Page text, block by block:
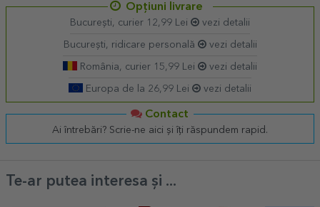
Opțiuni livrare
București, curier 12,99 Lei vezi detalii
București, ridicare personală vezi detalii
România, curier 15,99 Lei vezi detalii
Europa de la 26,99 Lei vezi detalii
Contact
Ai întrebări? Scrie-ne aici și îți răspundem rapid.
Te-ar putea interesa și ...